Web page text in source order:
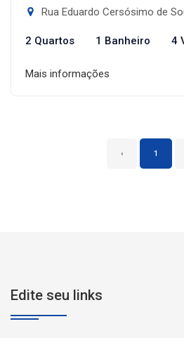
Rua Eduardo Cersósimo de Souza, 1255 -
2 Quartos 1 Banheiro 4
Mais informações
‹ 1
Edite seu links